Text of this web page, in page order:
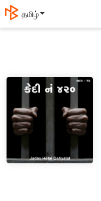
தமிழ்